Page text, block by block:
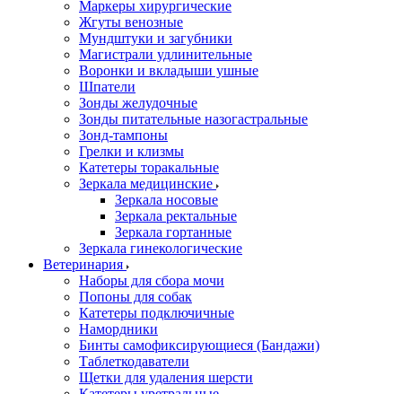
Маркеры хирургические
Жгуты венозные
Мундштуки и загубники
Магистрали удлинительные
Воронки и вкладыши ушные
Шпатели
Зонды желудочные
Зонды питательные назогастральные
Зонд-тампоны
Грелки и клизмы
Катетеры торакальные
Зеркала медицинские
Зеркала носовые
Зеркала ректальные
Зеркала гортанные
Зеркала гинекологические
Ветеринария
Наборы для сбора мочи
Попоны для собак
Катетеры подключичные
Намордники
Бинты самофиксирующиеся (Бандажи)
Таблеткодаватели
Щетки для удаления шерсти